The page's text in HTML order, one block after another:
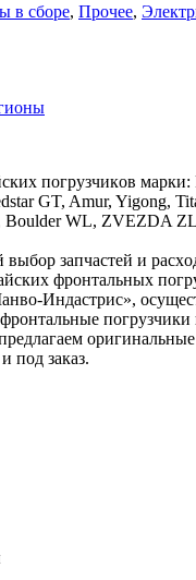
в сборе, Прочее,
пoгpузчикoв
GT, Amur, Yigong,
WL, ZVEZDA
запчaстeй и
фpонтaльныx
Индастрис»,
оригинальные
под заказ.